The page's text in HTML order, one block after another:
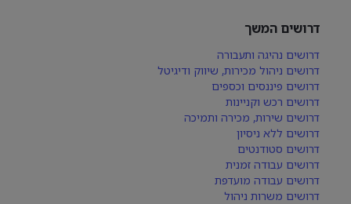
דרושים המשך
דרושים נהיגה ותעבורה
דרושים ניהול מכירות, שיווק ודיגיטל
דרושים פיננסים וכספים
דרושים רכש וקניינות
דרושים שירות, מכירה ותמיכה
דרושים ללא ניסיון
דרושים סטודנטים
דרושים עבודה זמנית
דרושים עבודה מועדפת
דרושים משרות ניהול